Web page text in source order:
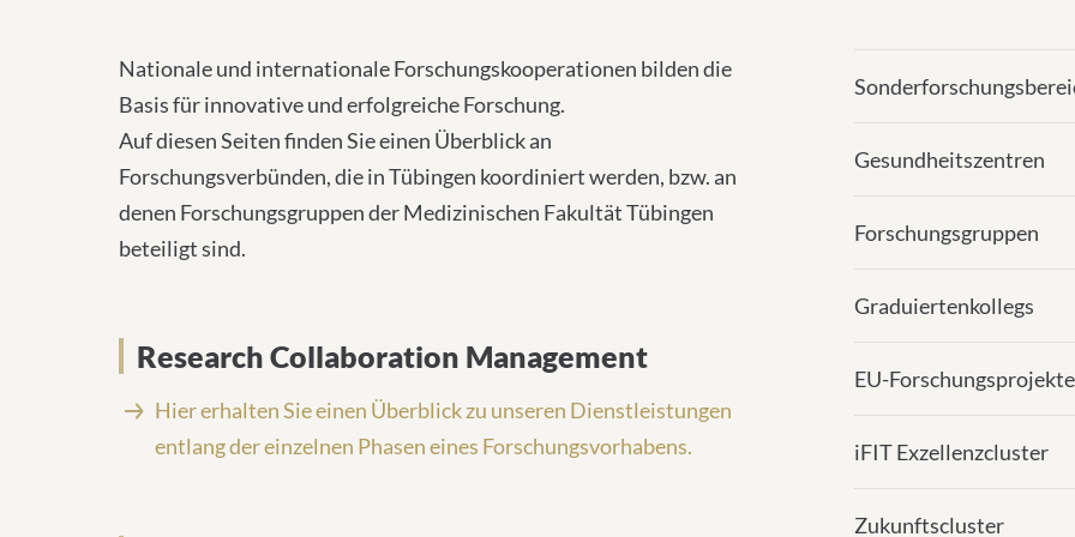
Nationale und internationale Forschungskooperationen bilden die
Basis für innovative und erfolgreiche Forschung.
Auf diesen Seiten finden Sie einen Überblick an
Forschungsverbünden, die in Tübingen koordiniert werden, bzw. an
denen Forschungsgruppen der Medizinischen Fakultät Tübingen
beteiligt sind.
Research Collaboration Management
Hier erhalten Sie einen Überblick zu unseren Dienstleistungen
entlang der einzelnen Phasen eines Forschungsvorhabens.
Gesundheitszentren
Forschungsgruppen
Graduiertenkollegs
EU-Forschungsprojekte
iFIT Exzellenzcluster
Zukunftscluster